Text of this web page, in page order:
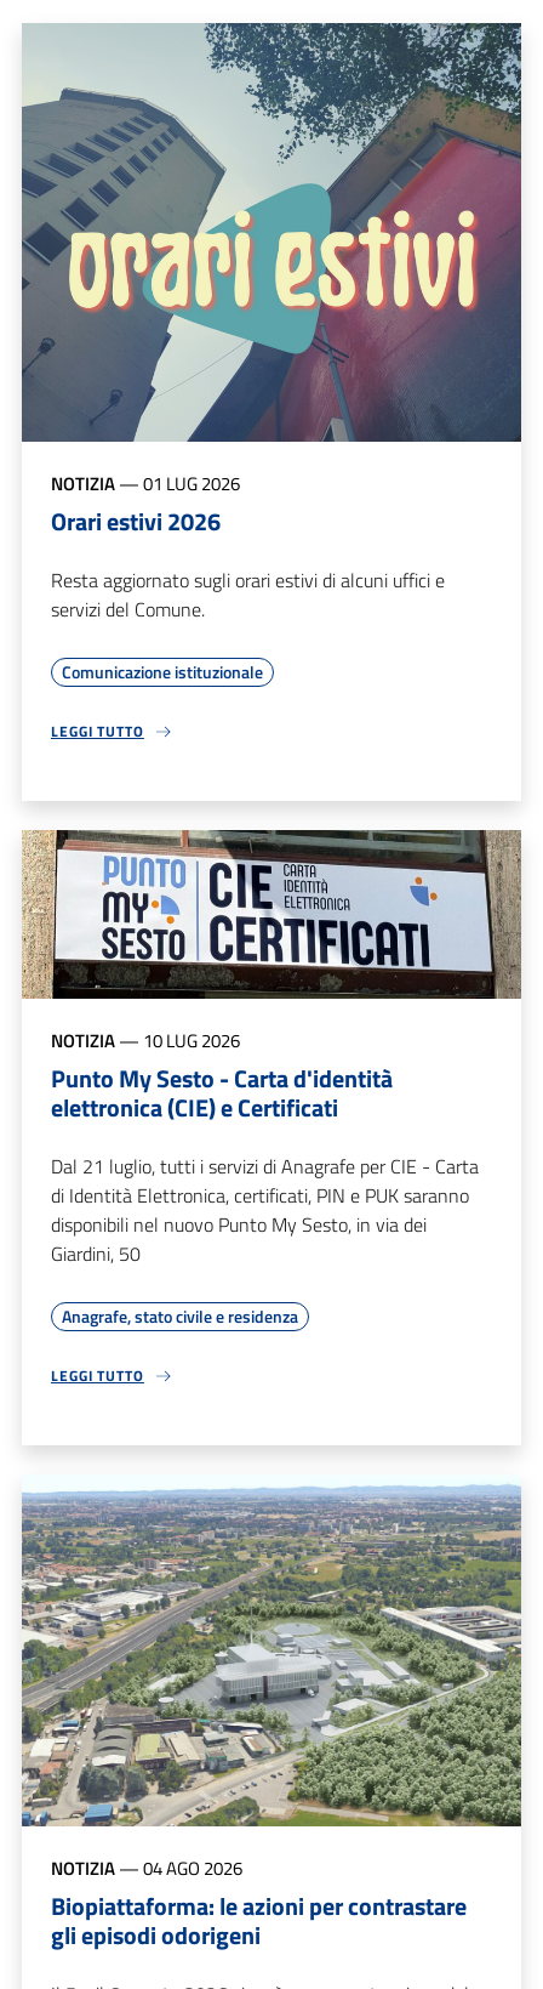
NOTIZIA—01 LUG 2026
Orari estivi 2026
Resta aggiornato sugli orari estivi di alcuni uffici e
servizi del Comune.
Comunicazione istituzionale
LEGGI TUTTO
NOTIZIA— 10 LUG 2026
Punto My Sesto - Carta d'identità
elettronica (CIE) e Certificati
Dal 21 luglio, tutti i servizi di Anagrafe per CIE - Carta
di Identità Elettronica, certificati, PIN e PUK saranno
disponibili nel nuovo Punto My Sesto, in via dei
Giardini, 50
Anagrafe, stato civile e residenza
LEGGI TUTTO
NOTIZIA—04 AGO 2026
Biopiattaforma: le azioni per contrastare
gli episodi odorigeni